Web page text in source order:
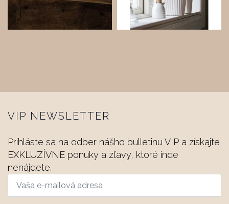
VIP NEWSLETTER
Prihláste sa na odber nášho bulletinu VIP a získajte
EXKLUZÍVNE ponuky a zľavy, ktoré inde
nenájdete.
Vaša